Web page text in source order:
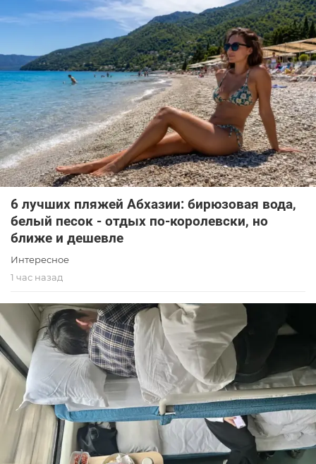
6 лучших пляжей Абхазии: бирюзовая вода,
белый песок - отдых по-королевски, но
ближе и дешевле
Интересное
1 час назад